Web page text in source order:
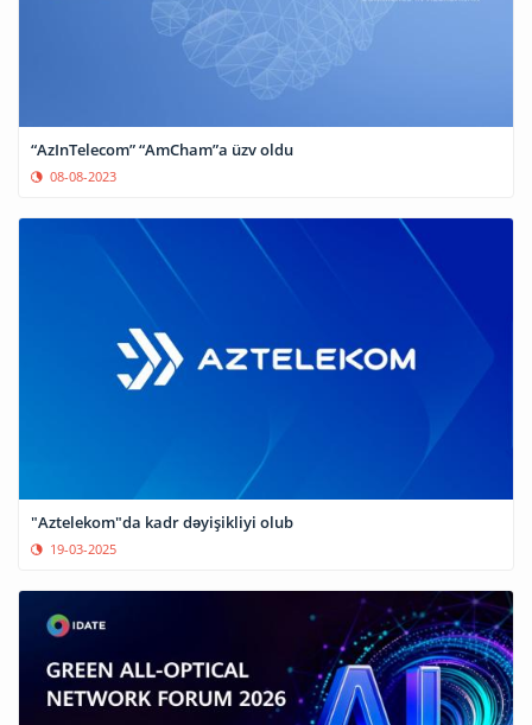
“AzInTelecom” “AmCham”a üzv oldu
08-08-2023
"Aztelekom"da kadr dəyişikliyi olub
19-03-2025